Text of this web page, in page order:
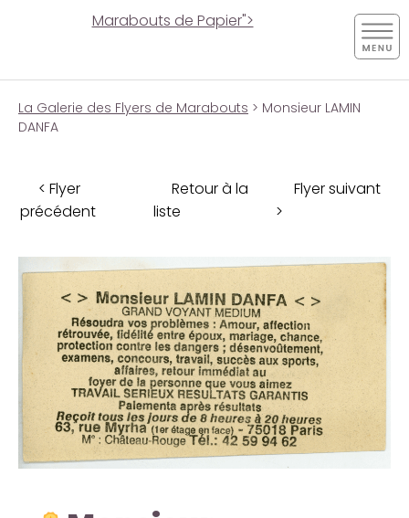
Marabouts de Papier">
La Galerie des Flyers de Marabouts > Monsieur LAMIN
DANFA
< Flyer
précédent
Retour à la
liste
Flyer suivant
>